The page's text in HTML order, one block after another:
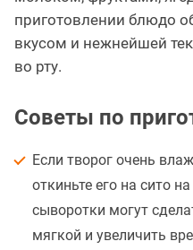
приготовлении блюдо
вкусом и нежнейшей
во рту.
Советы по
Если творог очень
откиньте его на сито
сыворотки могут
мягкой и увеличить